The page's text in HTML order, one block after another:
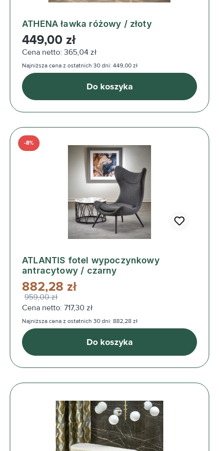
ATHENA ławka różowy / złoty
Cena regularna:
449,00 zł
Cena netto: 365,04 zł
Najniższa cena z ostatnich 30 dni: 449,00 zł
Do koszyka
ATLANTIS fotel wypoczynkowy
antracytowy / czarny
-8%
882,28 zł
959,00 zł
Cena netto: 717,30 zł
Najniższa cena z ostatnich 30 dni: 882,28 zł
Do koszyka